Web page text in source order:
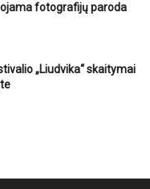
fotografijų paroda
„Liudvika“ skaitymai